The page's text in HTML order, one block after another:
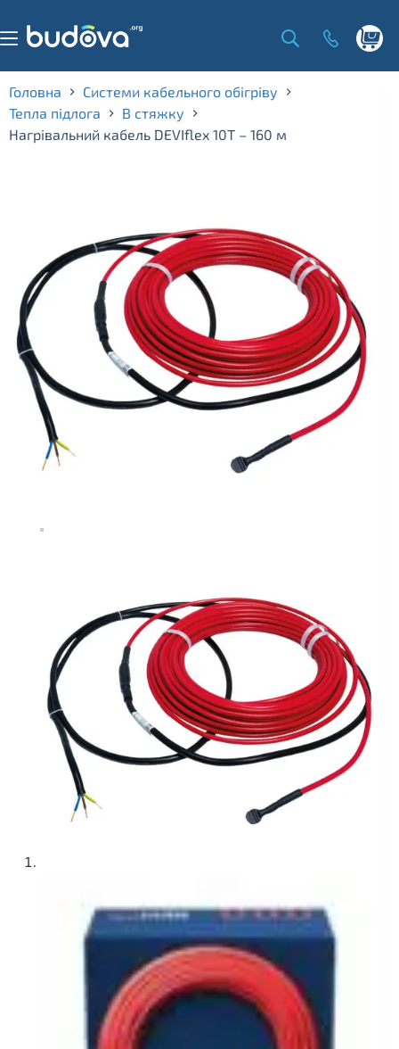
content
Головна
Системи кабельного обігріву
Тепла підлога
В стяжку
Нагрівальний кабель DEVIflex 10Т – 160 м